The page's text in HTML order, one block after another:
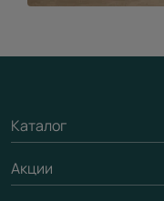
Каталог
Межкомнатные двери
Акции